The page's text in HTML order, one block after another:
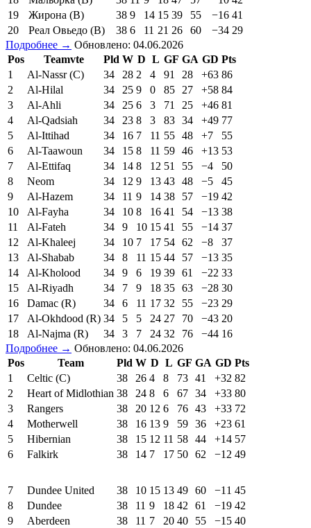
19
Жирона (В) 38 9 14 15 39 55 −16 41
20
Реал Овьедо (В) 38 6 11 21 26 60 −34 29
Подробнее → Обновлено: 04.06.2026
Pos
Teamvte Pld W D L GF GA GD Pts
1
Al-Nassr (C) 34 28 2 4 91 28 +63 86
2
Al-Hilal 34 25 9 0 85 27 +58 84
3
Al-Ahli 34 25 6 3 71 25 +46 81
4
Al-Qadsiah 34 23 8 3 83 34 +49 77
5
Al-Ittihad 34 16 7 11 55 48 +7
55
6
Al-Taawoun 34 15 8 11 59 46 +13 53
7
Al-Ettifaq 34 14 8 12 51 55 −4
50
8
Neom 34 12 9 13 43 48 −5
45
9
Al-Hazem 34 11 9 14 38 57 −19 42
10
Al-Fayha 34 10 8 16 41 54 −13 38
11
Al-Fateh 34 9 10 15 41 55 −14 37
12
Al-Khaleej 34 10 7 17 54 62 −8
37
13
Al-Shabab 34 8 11 15 44 57 −13 35
14
Al-Kholood 34 9 6 19 39 61 −22 33
15
Al-Riyadh 34 7 9 18 35 63 −28 30
16
Damac (R) 34 6 11 17 32 55 −23 29
17
Al-Okhdood (R) 34 5 5 24 27 70 −43 20
18
Al-Najma (R) 34 3 7 24 32 76 −44 16
Подробнее → Обновлено: 04.06.2026
Pos
Team Pld W D L GF GA GD Pts
1
Celtic (C) 38 26 4 8 73 41 +32 82
2
Heart of Midlothian 38 24 8 6 67 34 +33 80
3
Rangers 38 20 12 6 76 43 +33 72
4
Motherwell 38 16 13 9 59 36 +23 61
5
Hibernian 38 15 12 11 58 44 +14 57
6
Falkirk 38 14 7 17 50 62 −12 49
7 Dundee United 38 10 15 13 49 60 −11 45
8
Dundee 38 11 9 18 42 61 −19 42
9
Aberdeen 38 11 7 20 40 55 −15 40